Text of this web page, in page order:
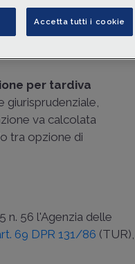
per tardiva
giurisprudenziale,
va calcolata
tra opzione di
n. 56 l'Agenzia delle
69 DPR 131/86 (TUR),
Accetta tutti i cookie